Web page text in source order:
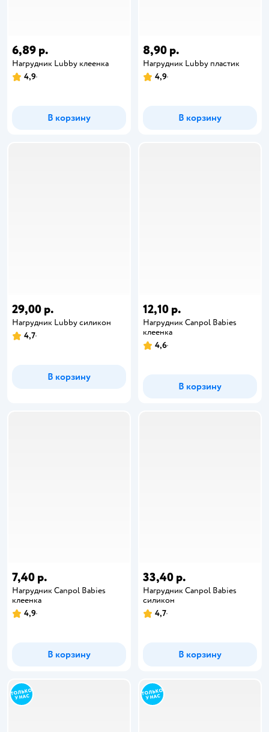
6,89 р.
Нагрудник Lubby клеенка
4,9
В корзину
8,90 р.
Нагрудник Lubby пластик
4,9
В корзину
29,00 р.
Нагрудник Lubby силикон
4,7
В корзину
12,10 р.
Нагрудник Canpol Babies
клеенка
4,6
В корзину
7,40 р.
Нагрудник Canpol Babies
клеенка
4,9
В корзину
33,40 р.
Нагрудник Canpol Babies
силикон
4,7
В корзину